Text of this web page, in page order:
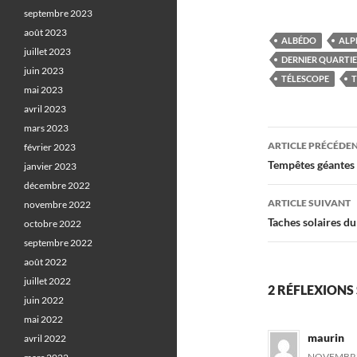
ALBÉDO
DERNIER
TÉLESCOPE
des
articles
ARTICLE
Tempêtes
ARTICLE SUIVANT
Taches solaires
2
maurin
septembre 2023
août 2023
juillet 2023
juin 2023
mai 2023
avril 2023
mars 2023
février 2023
janvier 2023
décembre 2022
novembre 2022
octobre 2022
septembre 2022
août 2022
juillet 2022
juin 2022
mai 2022
avril 2022